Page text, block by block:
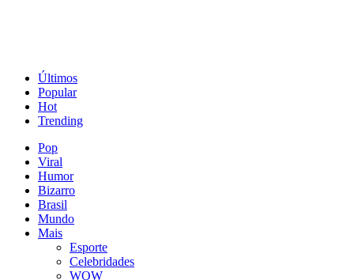
Últimos
Popular
Hot
Trending
Pop
Viral
Humor
Bizarro
Brasil
Mundo
Mais
Esporte
Celebridades
WOW